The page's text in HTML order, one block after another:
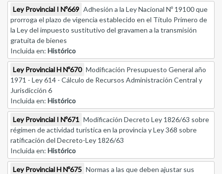
Ley Provincial I Nº669 Adhesión a la Ley Nacional Nº 19100 que
prorroga el plazo de vigencia establecido en el Título Primero de
la Ley del impuesto sustitutivo del gravamen a la transmisión
gratuita de bienes
Incluida en: Histórico
Ley Provincial H Nº670 Modificación Presupuesto General año
1971 - Ley 614 - Cálculo de Recursos Administración Central y
Jurisdicción 6
Incluida en: Histórico
Ley Provincial I Nº671 Modificación Decreto Ley 1826/63 sobre
régimen de actividad turistica en la provincia y Ley 368 sobre
ratificación del Decreto-Ley 1826/63
Incluida en: Histórico
Ley Provincial H Nº675 Normas a las que deben ajustar sus